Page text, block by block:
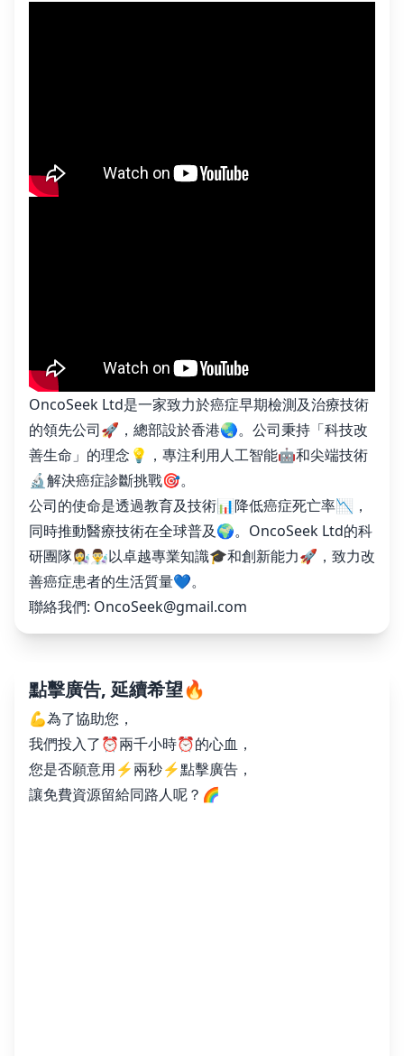
OncoSeek Ltd是一家致力於癌症早期檢測及治療技術
的領先公司🚀，總部設於香港🌏。公司秉持「科技改
善生命」的理念💡，專注利用人工智能🤖和尖端技術
🔬解決癌症診斷挑戰🎯。
公司的使命是透過教育及技術📊降低癌症死亡率📉，
同時推動醫療技術在全球普及🌍。OncoSeek Ltd的科
研團隊👩‍🔬👨‍🔬以卓越專業知識🎓和創新能力🚀，致力改
善癌症患者的生活質量💙。
聯絡我們: OncoSeek@gmail.com
點擊廣告, 延續希望🔥
💪為了協助您，
我們投入了⏰兩千小時⏰的心血，
您是否願意用⚡️兩秒⚡️點擊廣告，
讓免費資源留給同路人呢？🌈